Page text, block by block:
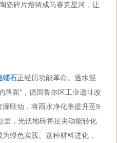
瓷碎片熔铸成马赛克星河，让
铺石正经历功能革命。透水混
路面"，德国鲁尔区工业遗址改
联动，将雨水净化率提升至9
，光伏地砖将足尖动能转化
绿色实践。这种材料进化，